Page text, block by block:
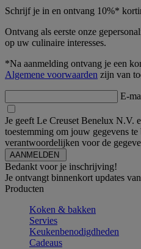
Schrijf je in en ontvang 10%*
Ontvang als eerste onze
op uw culinaire interesses.
*Na aanmelding ontvang je een
Algemene voorwaarden zijn van
E-
Je geeft Le Creuset Benelux N.V.
toestemming om jouw gegevens
verantwoordelijken voor de
Bedankt voor je inschrijving!
Je ontvangt binnenkort updates
Producten
Koken & bakken
Servies
Keukenbenodigdheden
Cadeaus